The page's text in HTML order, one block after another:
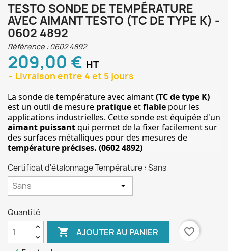
TESTO SONDE DE TEMPÉRATURE
AVEC AIMANT TESTO (TC DE TYPE K) -
0602 4892
Référence : 0602 4892
209,00 € HT
Livraison entre 4 et 5 jours
La sonde de température avec aimant (TC de type K)
est un outil de mesure pratique et fiable pour les
applications industrielles. Cette sonde est équipée d'un
aimant puissant qui permet de la fixer facilement sur
température précises. (0602 4892)
Certificat d'étalonnage Température : Sans
Quantité
 AJOUTER AU PANIER
favorite_border